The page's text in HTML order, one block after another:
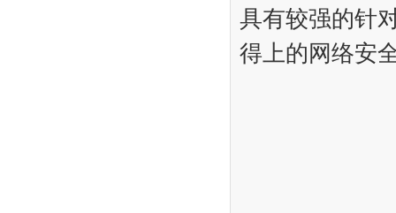
具有较强的针
得上的网络安